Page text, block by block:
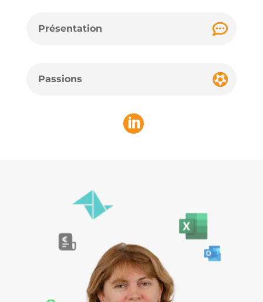
Présentation
Passions
